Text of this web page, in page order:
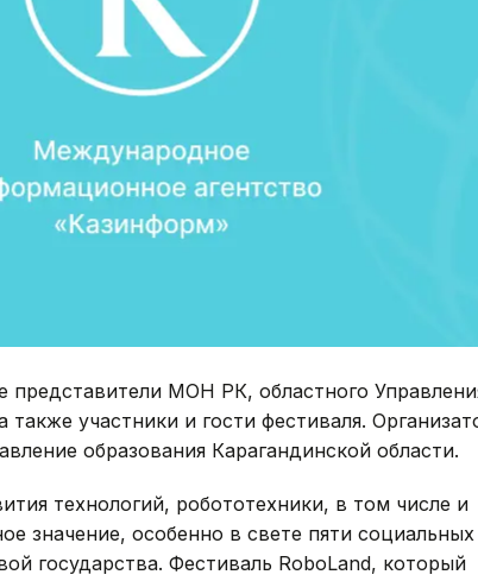
представители МОН РК, областного
также участники и гости фестиваля.
образования Карагандинской области.
технологий, робототехники, в том числе и
значение, особенно в свете пяти социальных
государства. Фестиваль RoboLand, который